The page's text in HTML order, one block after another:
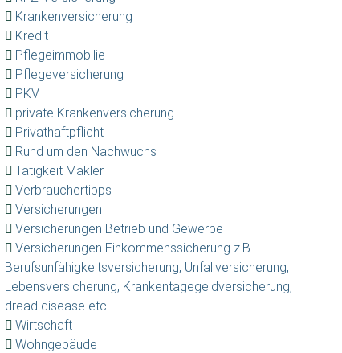
Krankenversicherung
Kredit
Pflegeimmobilie
Pflegeversicherung
PKV
private Krankenversicherung
Privathaftpflicht
Rund um den Nachwuchs
Tätigkeit Makler
Verbrauchertipps
Versicherungen
Versicherungen Betrieb und Gewerbe
Versicherungen Einkommenssicherung z.B.
Berufsunfähigkeitsversicherung, Unfallversicherung,
Lebensversicherung, Krankentagegeldversicherung,
dread disease etc.
Wirtschaft
Wohngebäude